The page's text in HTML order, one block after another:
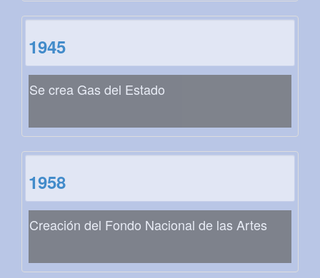
1945
Se crea Gas del Estado
1958
Creación del Fondo Nacional de las Artes